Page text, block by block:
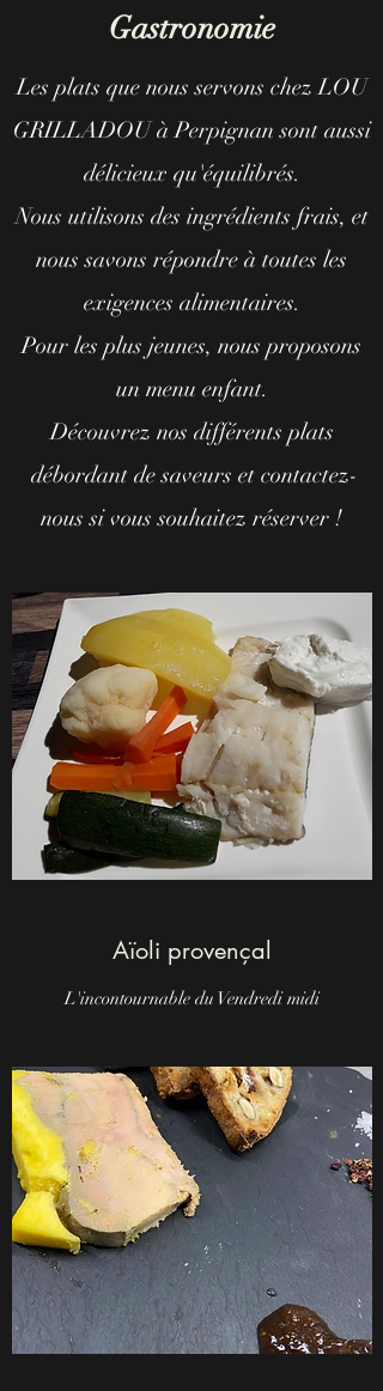
Gastronomie
Les plats que nous servons chez LOU
GRILLADOU à Perpignan sont aussi
délicieux qu'équilibrés.
Nous utilisons des ingrédients frais, et
nous savons répondre à toutes les
exigences alimentaires.
Pour les plus jeunes, nous proposons
un menu enfant.
Découvrez nos différents plats
débordant de saveurs et contactez-
nous si vous souhaitez réserver !
Aïoli provençal
L'incontournable du Vendredi midi